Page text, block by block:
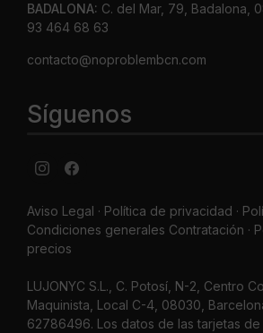
BADALONA: C. del Mar, 79, Badalona,
93 464 68 63
contacto@noproblembcn.com
Síguenos
Aviso Legal · Política de privacidad ·
Condiciones generales Contratación ·
precios
LUJONYC S.L., C. Potosí, N-2, Centro
Maquinista, Local C-4, 08030,
62786496. Los datos de las tarjetas